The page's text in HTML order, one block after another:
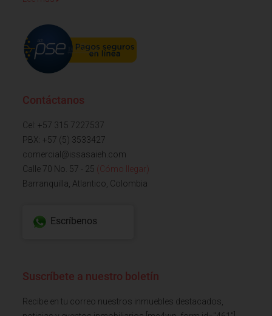
Contáctanos
Cel: +57 315 7227537
PBX: +57 (5) 3533427
comercial@issasaieh.com
Calle 70 No. 57 - 25 (Cómo llegar)
Barranquilla, Atlantico, Colombia
Escríbenos
Suscríbete a nuestro boletín
Recibe en tu correo nuestros inmuebles destacados,